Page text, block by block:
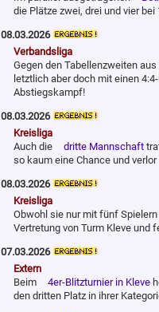
die Plätze zwei, drei und vier
08.03.2026
Verbandsliga
Gegen den Tabellenzweiten
letztlich aber doch mit einen
Abstiegskampf!
08.03.2026
Kreisliga
Auch die
dritte Mannschaft
so kaum eine Chance und
08.03.2026
Kreisliga
Obwohl sie nur mit fünf
Vertretung von Turm Kleve und
07.03.2026
Extern
Beim
4er-Blitzturnier in Kleve
den dritten Platz in ihrer